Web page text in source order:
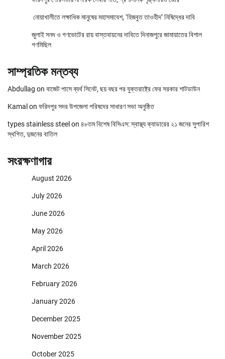
নোয়াখালীতে লক্ষাধিক মানুষের মহাসমাবেশ, ‘হিজবুত তাওহীদ’ নিষিদ্ধের দাবি
জুলাই সনদ ও গণভোটের রায় বাস্তবায়নের দাবিতে দিনাজপুরে জামায়াতের বিশাল
গণমিছিল
সাম্প্রতিক মন্তব্য
Abdullag on বাজেট পাসে ব্যর্থ সিনেট, ছয় বছর পর যুক্তরাষ্ট্রে ফের সরকার শাটডাউন
Kamal on ফরিদপুর সদর উপজেলা পরিষদের সাধারণ সভা অনুষ্ঠিত
types stainless steel on ৪৮তম বিশেষ বিসিএস: স্বাস্থ্য ক্যাডারের ২১ জনের সুপারিশ
স্থগিত, দুজনের বাতিল
সংরক্ষণাগার
August 2026
July 2026
June 2026
May 2026
April 2026
March 2026
February 2026
January 2026
December 2025
November 2025
October 2025